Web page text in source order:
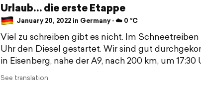
Urlaub… die erste Etappe
January 20, 2022 in Germany ⋅ ☁️ 0 °C
Viel zu schreiben gibt es nicht. Im Schneetreiben
Uhr den Diesel gestartet. Wir sind gut
in Eisenberg, nahe der A9, nach 200 km, um 17:30
See translation